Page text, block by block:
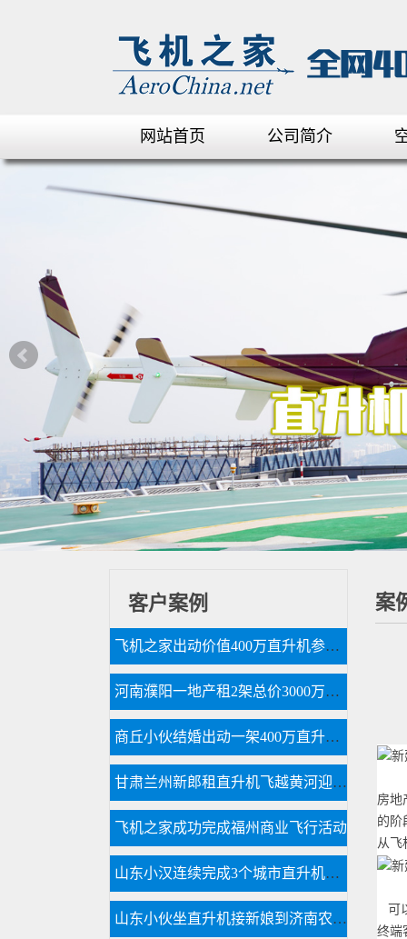
网站首页 公司简介
案
房地
的阶
从飞
可
终端
客户案例
飞机之家出动价值400万直升机参加济南静展
河南濮阳一地产租2架总价3000万直升机空中看房
商丘小伙结婚出动一架400万直升机助阵
甘肃兰州新郎租直升机飞越黄河迎娶新娘
飞机之家成功完成福州商业飞行活动
山东小汉连续完成3个城市直升机航测未来提供五六架直升机作业
山东小伙坐直升机接新娘到济南农村老家